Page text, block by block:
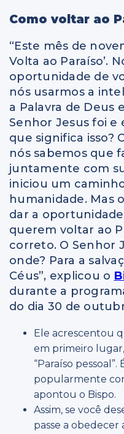
Como voltar ao
“Este mês de
Volta ao Paraíso’.
oportunidade de
nós usarmos a
a Palavra de Deus
Senhor Jesus foi e
que significa isso?
nós sabemos que
juntamente com
iniciou um
humanidade. Mas
dar a
querem voltar ao
correto. O Senhor
onde? Para a
Céus”, explicou o
durante a
do dia 30 de
Ele acrescentou
em primeiro
“Paraíso
popularmente
apontou o Bispo.
Assim, se você
passe a obedecer